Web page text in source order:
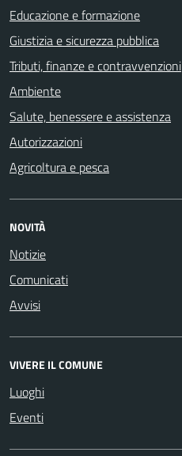
Educazione e formazione
Giustizia e sicurezza pubblica
Tributi, finanze e contravvenzioni
Ambiente
Salute, benessere e assistenza
Autorizzazioni
Agricoltura e pesca
NOVITÀ
Notizie
Comunicati
Avvisi
VIVERE IL COMUNE
Luoghi
Eventi